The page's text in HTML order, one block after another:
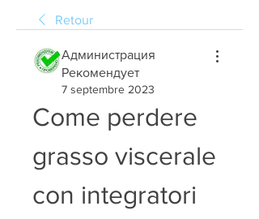
Retour
Администрация
Рекомендует
7 septembre 2023
Come perdere
grasso viscerale
con integratori